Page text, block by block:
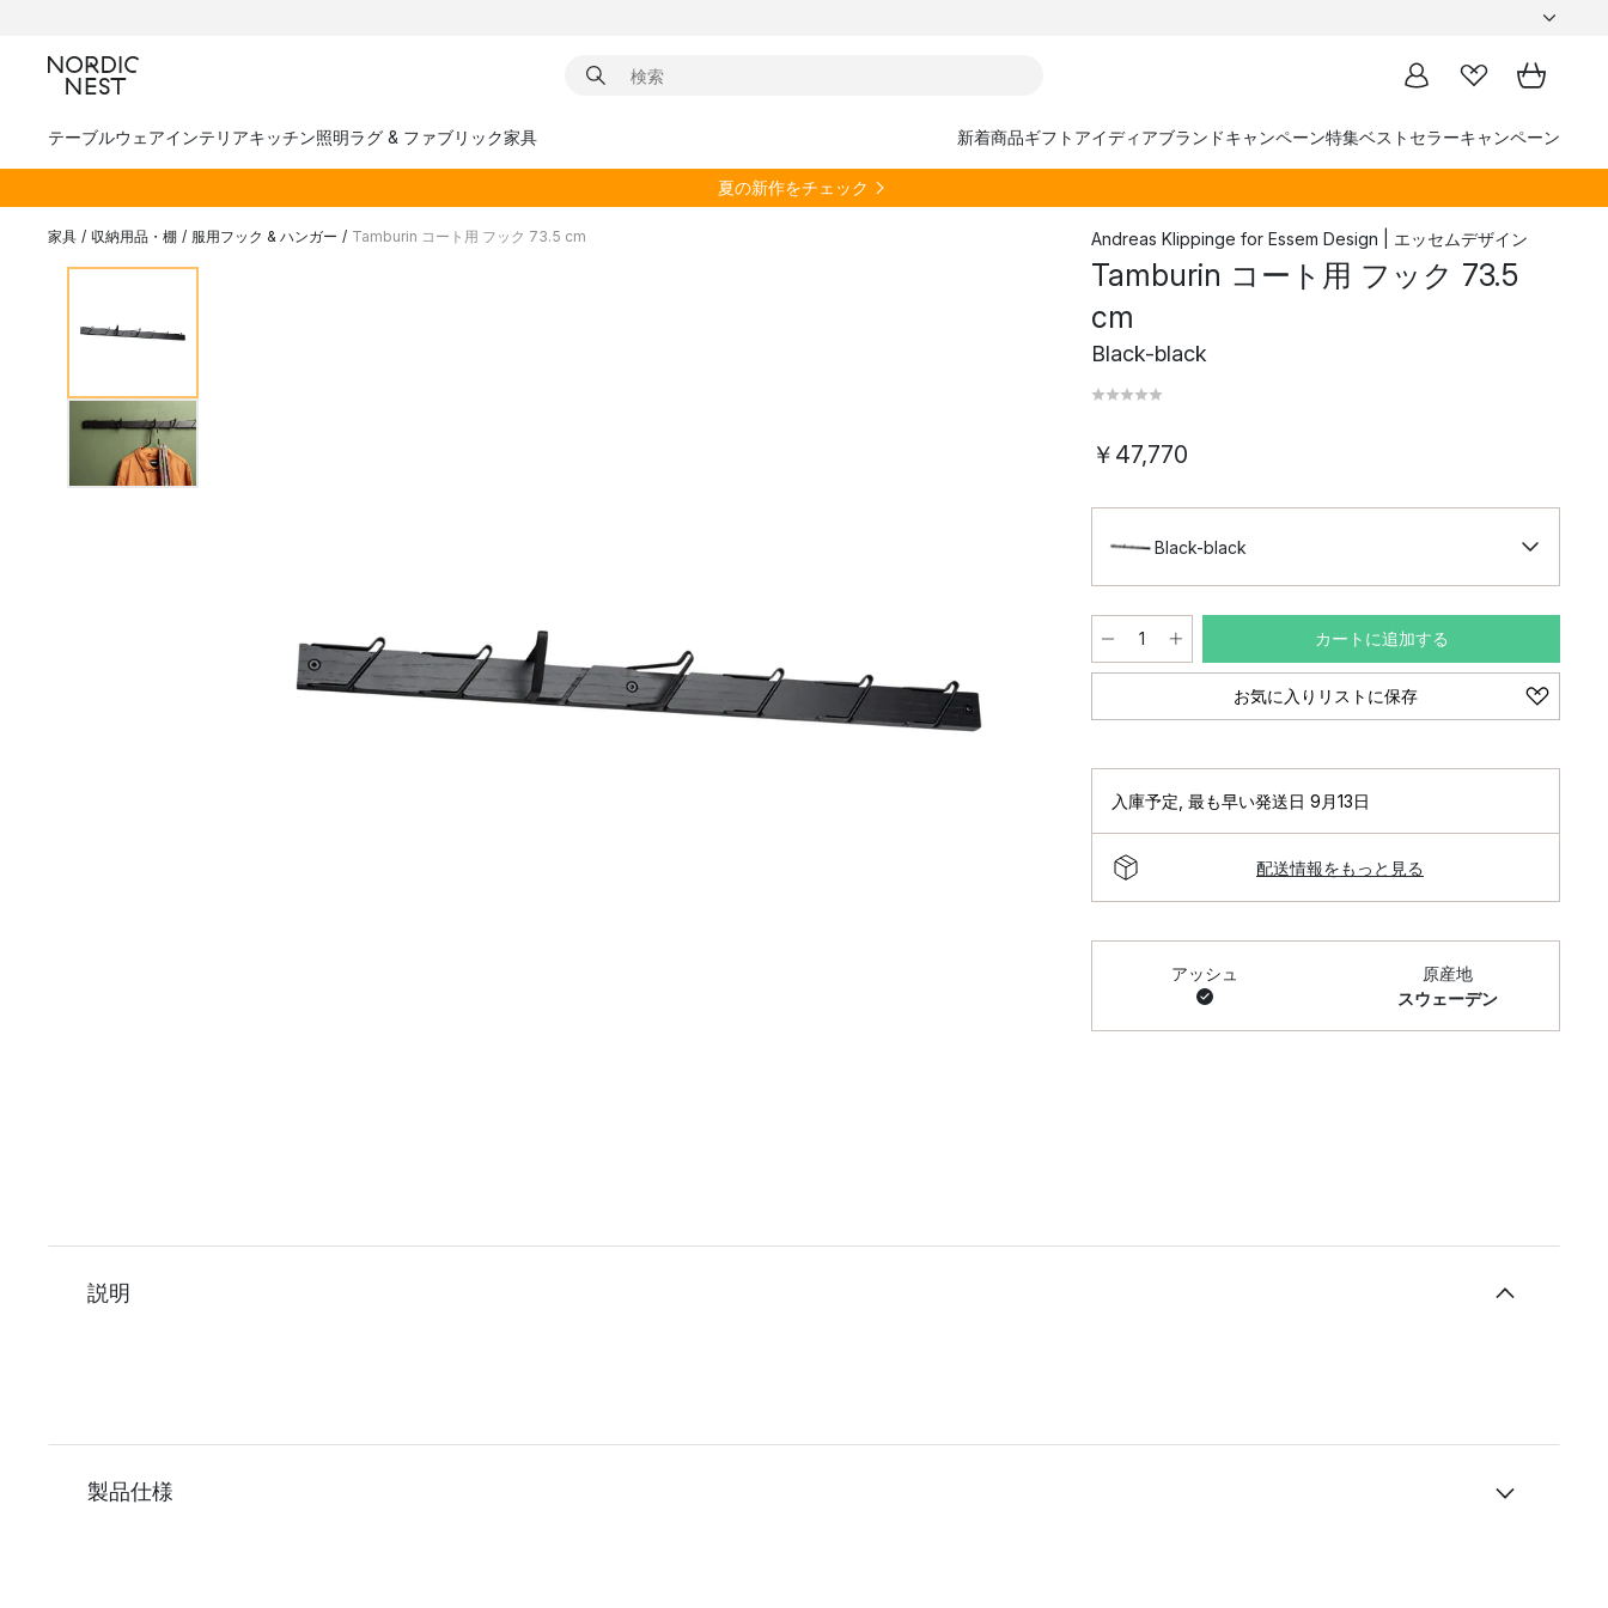
テーブルウェアインテリアキッチン照明ラグ & ファブリック家具 新着商品ギフトアイディアブランドキャンペーン特集ベストセラーキャンペーン
夏の新作をチェック
家具 / 収納用品・棚 / 服用フック & ハンガー / Tamburin コート用 フック 73.5 cm Andreas Klippinge for Essem Design | エッセムデザイン
Tamburin コート用 フック 73.5
cm
Black-black
￥47,770
Black-black
カートに追加する
お気に入りリストに保存
入庫予定 最も早い発送日 9月13日
配送情報をもっと見る
アッシュ
原産地
スウェーデン
説明
製品仕様